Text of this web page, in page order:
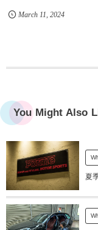
March 11, 2024
You Might Also
夏